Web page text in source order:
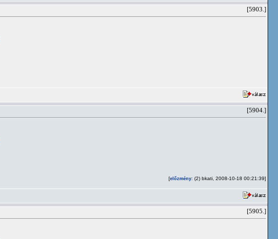
[5903.]
[5904.]
[előzmény: (2) bkati, 2008-10-18 00:21:39]
[5905.]